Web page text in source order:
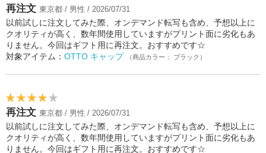
再注文 東京都 / 男性 / 2026/07/31
以前試しに注文してみた際、オンデマンド転写も含め、予想以上に
クオリティが高く、数年間使用していますがプリント面に劣化もあ
りません。今回はギフト用に再注文。おすすめです☆
対象アイテム： OTTO キャップ （商品カラー： ブラック）
再注文 東京都 / 男性 / 2026/07/31
以前試しに注文してみた際、オンデマンド転写も含め、予想以上に
クオリティが高く、数年間使用していますがプリント面に劣化もあ
りません。今回はギフト用に再注文。おすすめです☆